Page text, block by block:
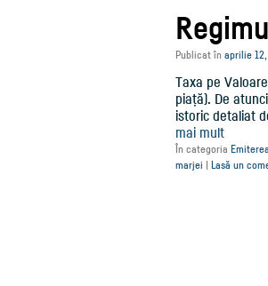
Publicat în aprilie
Taxa pe
piață). De
istoric detaliat
mai mult
În categoria
marjei | Lasă un